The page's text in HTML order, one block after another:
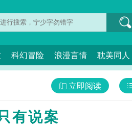
科幻冒险 浪漫言情 耽美同人
立即阅读
有说案